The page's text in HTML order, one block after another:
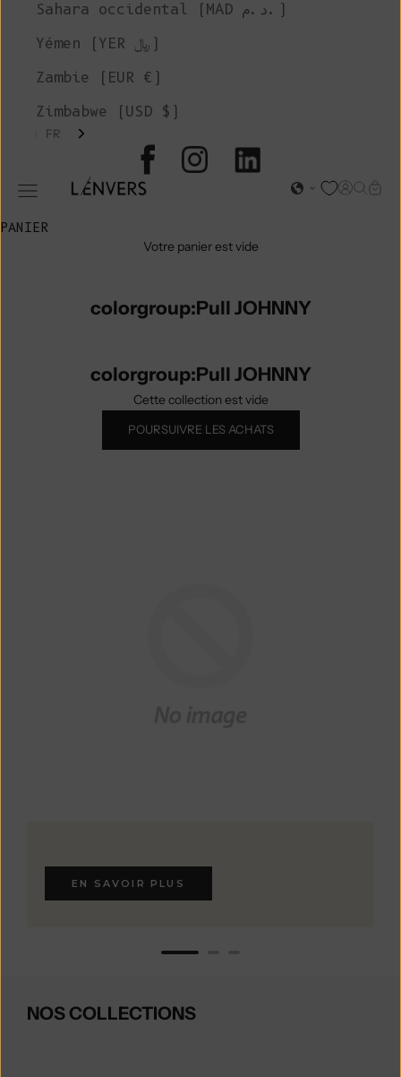
L'ENVERS
Ouvrir le menu de navigation Page
Sahara occidental (MAD د.م.)
Yémen (YER ﷼)
Zambie (EUR €)
Zimbabwe (USD $)
FR
PANIER
Votre panier est vide
colorgroup:Pull JOHNNY
colorgroup:Pull JOHNNY
Cette collection est vide
POURSUIVRE LES ACHATS
EN SAVOIR PLUS
NOS COLLECTIONS